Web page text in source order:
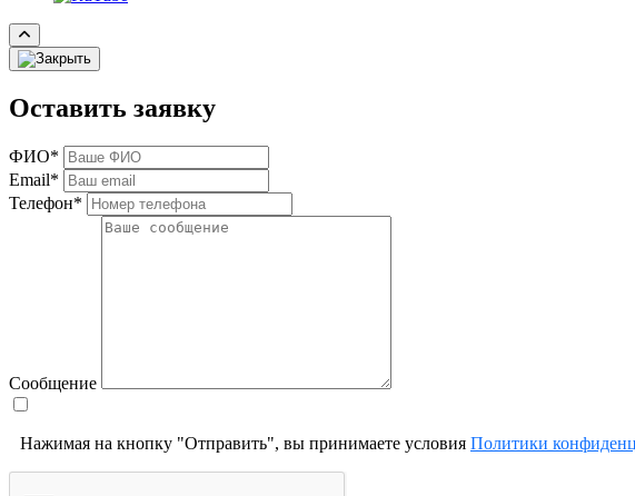
Оставить заявку
ФИО*
Email*
Телефон*
Сообщение
Нажимая на кнопку "Отправить", вы принимаете условия Политики